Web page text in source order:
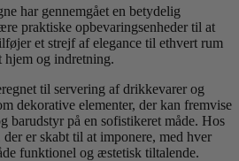
har gennemgået en betydelig
praktiske opbevaringsenheder til at
et strejf af elegance til ethvert rum
hjem og indretning.
til servering af drikkevarer og
dekorative elementer, der kan fremvise
barudstyr på en sofistikeret måde. Hos
er skabt til at imponere, med hver
funktionel og æstetisk tiltalende.